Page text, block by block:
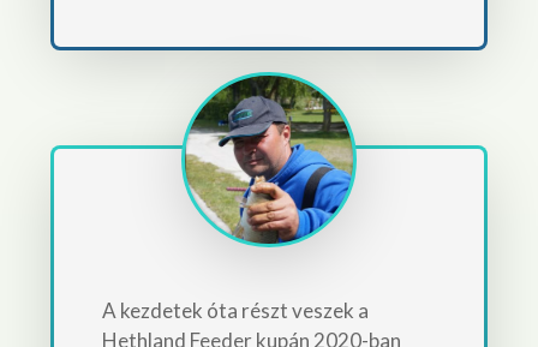
A kezdetek óta részt veszek a
Hethland Feeder kupán 2020-ban